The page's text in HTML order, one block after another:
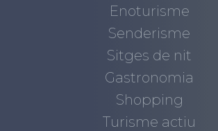
Enoturisme
Senderisme
Sitges de nit
Gastronomia
Shopping
Turisme actiu